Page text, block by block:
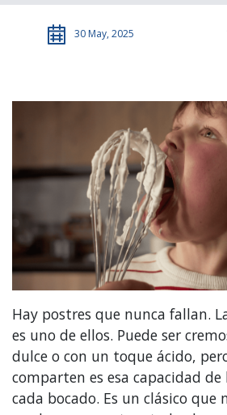
30 May, 2025
Hay postres que nunca fallan.
es uno de ellos. Puede ser
dulce o con un toque ácido,
comparten es esa capacidad de
cada bocado. Es un clásico que